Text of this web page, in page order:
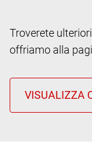
Troverete
offriamo alla